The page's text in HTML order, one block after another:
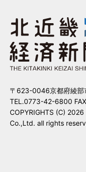
〒623-0046京都府綾部
TEL.0773-42-6800
COPYRIGHTS (C)
Co.,Ltd. all rights